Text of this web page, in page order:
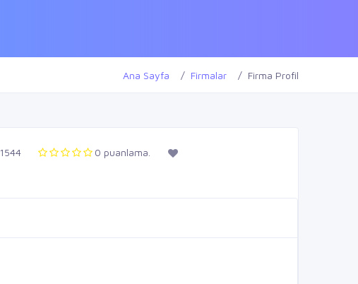
Ana Sayfa Firmalar Firma Profil
1544 0 puanlama.